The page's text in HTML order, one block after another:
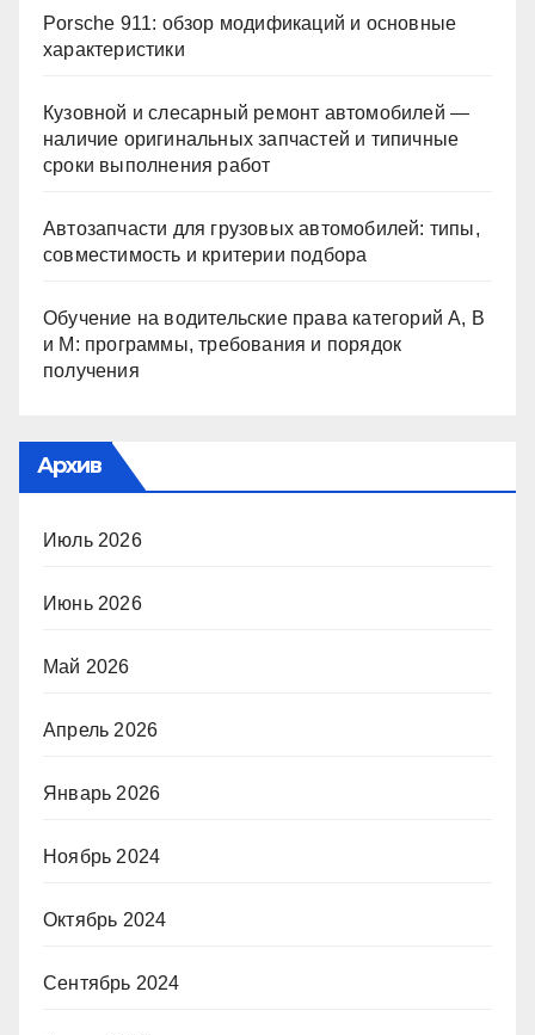
Porsche 911: обзор модификаций и основные
характеристики
Кузовной и слесарный ремонт автомобилей —
наличие оригинальных запчастей и типичные
сроки выполнения работ
Автозапчасти для грузовых автомобилей: типы,
совместимость и критерии подбора
Обучение на водительские права категорий A, B
и M: программы, требования и порядок
получения
Архив
Июль 2026
Июнь 2026
Май 2026
Апрель 2026
Январь 2026
Ноябрь 2024
Октябрь 2024
Сентябрь 2024